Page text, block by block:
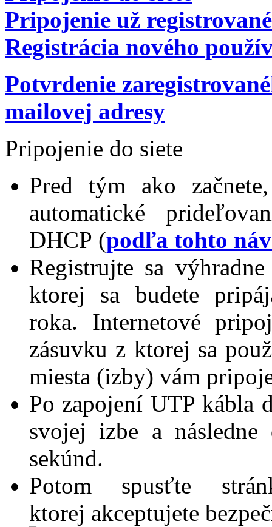
Pripojenie už
Registrácia nového
Potvrdenie
mailovej adresy
Pripojenie do siete
Pred tým ako
automatické
DHCP (podľa tohto
Registrujte sa
ktorej sa budete
roka. Internetové
zásuvku z ktorej sa
miesta (izby) vám
Po zapojení UTP kábla
svojej izbe a
sekúnd.
Potom spusťte
ktorej akceptujete